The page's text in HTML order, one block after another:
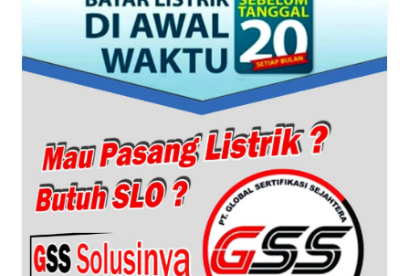
SUMUT
WN
JABAR
WN
BANTEN